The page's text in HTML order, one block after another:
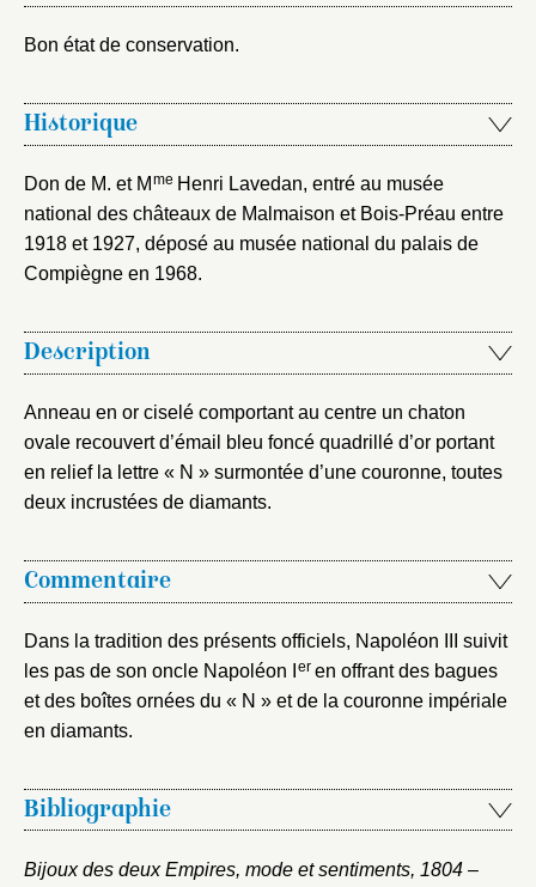
Bon état de conservation.
Historique
Don de M. et M me Henri Lavedan, entré au musée
national des châteaux de Malmaison et Bois-Préau entre
1918 et 1927, déposé au musée national du palais de
Compiègne en 1968.
Description
Anneau en or ciselé comportant au centre un chaton
ovale recouvert d’émail bleu foncé quadrillé d’or portant
en relief la lettre « N » surmontée d’une couronne, toutes
deux incrustées de diamants.
Commentaire
Dans la tradition des présents officiels, Napoléon III suivit
les pas de son oncle Napoléon I
eren offrant des bagues
et des boîtes ornées du « N » et de la couronne impériale
en diamants.
Bibliographie
Bijoux des deux Empires, mode et sentiments, 1804 –
Valider
Nouveau dossier
Créer et ajouter
Mot de passe
Envoyer
Vous n'êtes pas encore inscrit ?Créer un compte
Vous avez oublié votre mot de passe ?